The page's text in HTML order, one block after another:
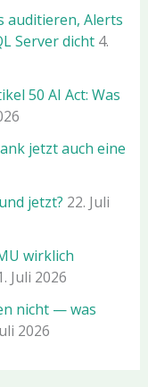
auditieren, Alerts
Server dicht 4.
50 AI Act: Was
jetzt auch eine
jetzt? 22. Juli
wirklich
Juli 2026
nicht — was
2026